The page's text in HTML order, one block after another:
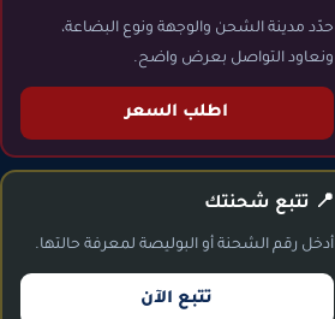
حدّد مدينة الشحن والوجهة ونوع البضاعة،
ونعاود التواصل بعرض واضح.
اطلب السعر
📍 تتبع شحنتك
أدخل رقم الشحنة أو البوليصة لمعرفة حالتها.
تتبع الآن